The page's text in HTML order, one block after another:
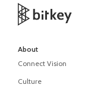
About
Connect Vision
Culture